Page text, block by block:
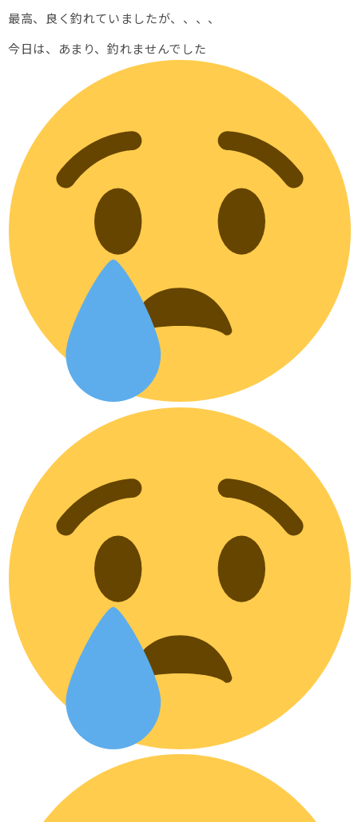
最高、良く釣れていましたが、、、、
今日は、あまり、釣れませんでした